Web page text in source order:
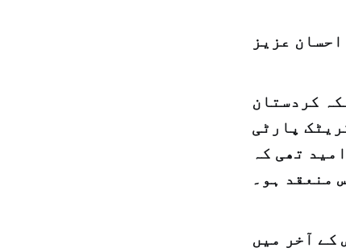
عزیز
کردستان
پارٹی
تھی کہ
منعقد ہو۔
کے آخر میں